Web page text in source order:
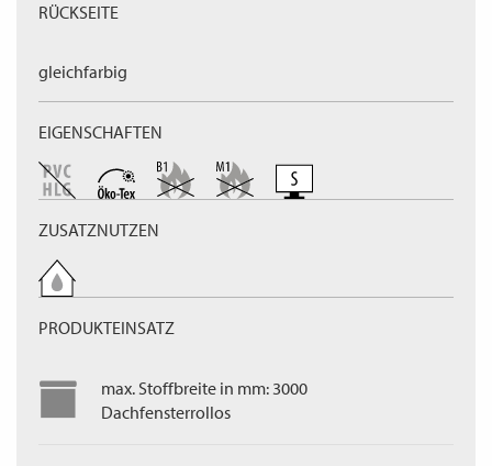
RÜCKSEITE
gleichfarbig
EIGENSCHAFTEN
ZUSATZNUTZEN
PRODUKTEINSATZ
max. Stoffbreite in mm: 3000
Dachfensterrollos